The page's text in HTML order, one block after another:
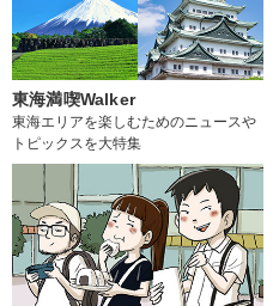
東海満喫Walker
東海エリアを楽しむためのニュースや
トピックスを大特集